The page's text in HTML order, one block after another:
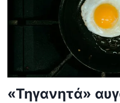
«Τηγανητά»